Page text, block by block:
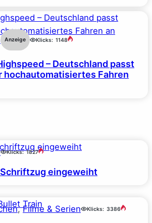
Anzeige Klicks: 1148
– Deutschland passt
hochautomatisiertes Fahren
Klicks: 1827
eingeweiht
, Filme & Serien Klicks: 3386